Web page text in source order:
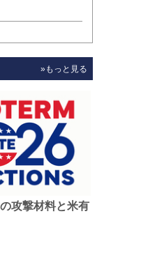
»もっと見る
攻撃材料と米有